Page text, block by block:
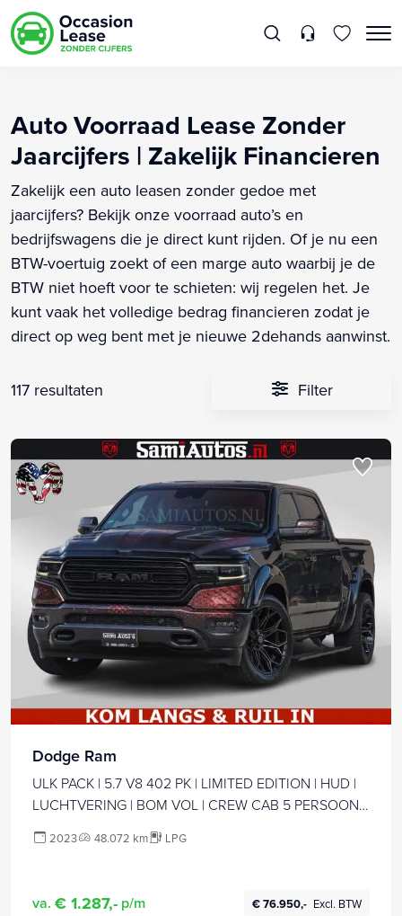
Auto Voorraad Lease Zonder
Jaarcijfers | Zakelijk Financieren
Zakelijk een auto leasen zonder gedoe met
jaarcijfers? Bekijk onze voorraad auto’s en
bedrijfswagens die je direct kunt rijden. Of je nu een
BTW-voertuig zoekt of een marge auto waarbij je de
BTW niet hoeft voor te schieten: wij regelen het. Je
kunt vaak het volledige bedrag financieren zodat je
direct op weg bent met je nieuwe 2dehands aanwinst.
117 resultaten Filter
Dodge Ram
ULK PACK | 5.7 V8 402 PK | LIMITED EDITION | HUD |
LUCHTVERING | BOM VOL | CREW CAB 5 PERSOONS
in Amerikaanse pick‑ups in Nederland en Europa.
2023 48.072 km LPG
va. € 1.287,- p/m € 76.950,- Excl. BTW